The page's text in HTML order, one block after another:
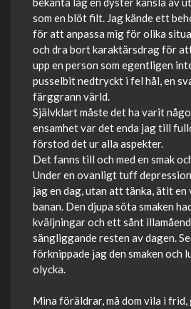
som en blöt filt. Jag kände ett
för att anpassa mig för olika
och dra bort karaktärsdrag för
upp en person som egentligen
pusselbit nedtryckt i fel hål, en
färggrann värld.
Självklart måste det ha varit
ensamhet var det enda jag till
förstod det ur alla aspekter.
Det fanns till och med en smak
Under en ovanligt tuff
jag en dag, utan att tänka, ätit
banan. Den djupa söta smaken
kväljningar och ett sånt
sängliggande resten av dagen.
förknippade jag den smaken och
olycka.
Mina föräldrar, må dom vila i